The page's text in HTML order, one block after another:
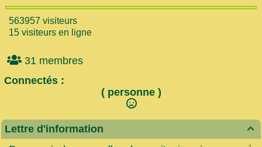
563957 visiteurs
15 visiteurs en ligne
31 membres
Connectés :
( personne )

Lettre d'information